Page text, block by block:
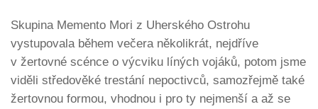
Skupina Memento Mori z Uherského Ostrohu
vystupovala během večera několikrát, nejdříve
v žertovné scénce o výcviku líných vojáků, potom jsme
viděli středověké trestání nepoctivců, samozřejmě také
žertovnou formou, vhodnou i pro ty nejmenší a až se